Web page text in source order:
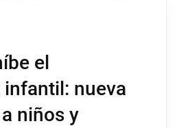
el
nueva
niños y